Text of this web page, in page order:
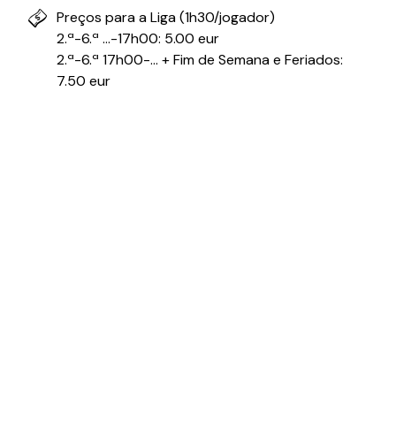
Preços para a Liga (1h30/jogador)
2.ª-6.ª ...-17h00: 5.00 eur
2.ª-6.ª 17h00-... + Fim de Semana e Feriados:
7.50 eur